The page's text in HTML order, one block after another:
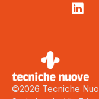
©2026 Tecniche